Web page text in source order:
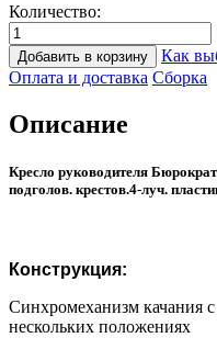
Количество:
Добавить в корзину
Как
Оплата и доставка Сборка
Описание
Кресло руководителя
подголов. крестов.4-луч.
Конструкция:
Синхромеханизм качания
нескольких положениях